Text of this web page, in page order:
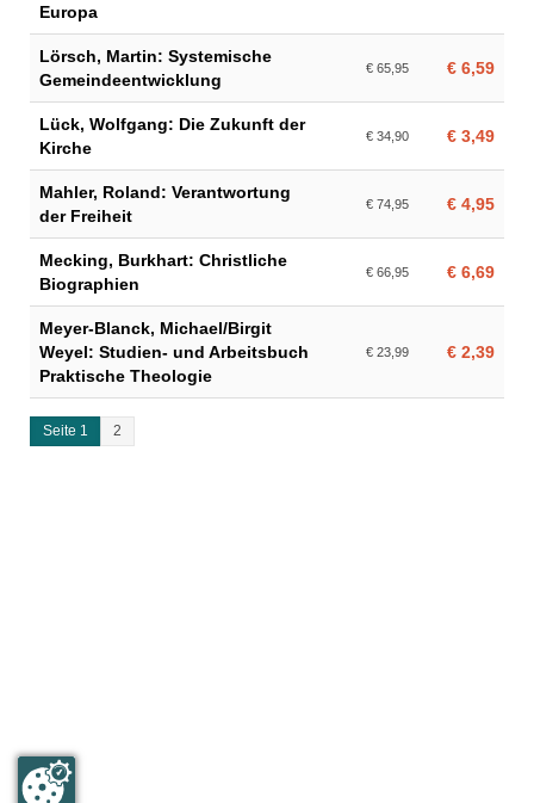
Europa
Lörsch, Martin: Systemische
Gemeindeentwicklung
€ 65,95 € 6,59
Lück, Wolfgang: Die Zukunft der
Kirche
€ 34,90 € 3,49
Mahler, Roland: Verantwortung
der Freiheit
€ 74,95 € 4,95
Mecking, Burkhart: Christliche
Biographien
€ 66,95 € 6,69
Meyer-Blanck, Michael/Birgit
Weyel: Studien- und Arbeitsbuch
Praktische Theologie
€ 23,99 € 2,39
Seite 1 2